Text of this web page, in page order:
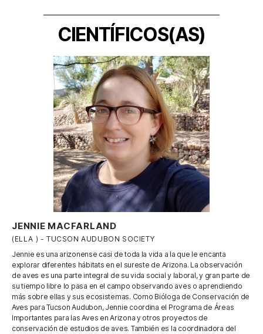
CIENTÍFICOS(AS)
JENNIE MACFARLAND
(ELLA ) - TUCSON AUDUBON SOCIETY
Jennie es una arizonense casi de toda la vida a la que le encanta
explorar diferentes hábitats en el sureste de Arizona. La observación
de aves es una parte integral de su vida social y laboral, y gran parte de
su tiempo libre lo pasa en el campo observando aves o aprendiendo
más sobre ellas y sus ecosistemas. Como Bióloga de Conservación de
Aves para Tucson Audubon, Jennie coordina el Programa de Áreas
Importantes para las Aves en Arizona y otros proyectos de
conservación de estudios de aves. También es la coordinadora del